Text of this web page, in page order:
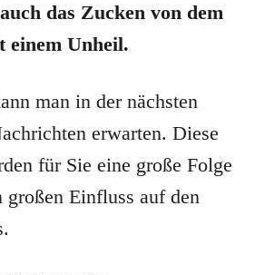
das Zucken von dem
einem Unheil.
man in der nächsten
erwarten. Diese
für Sie eine große Folge
großen Einfluss auf den